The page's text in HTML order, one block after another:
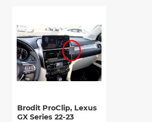
Brodit ProClip, Lexus
GX Series 22-23